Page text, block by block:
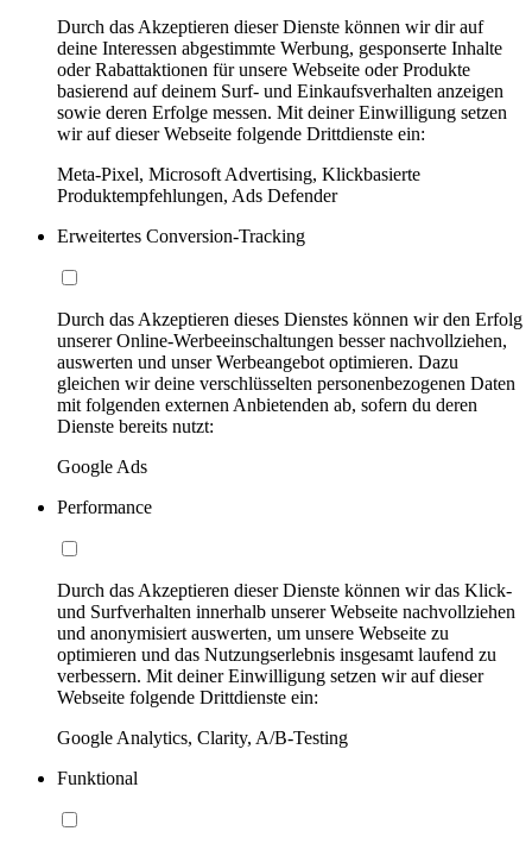
Durch das Akzeptieren dieser Dienste können wir dir auf
deine Interessen abgestimmte Werbung, gesponserte Inhalte
oder Rabattaktionen für unsere Webseite oder Produkte
basierend auf deinem Surf- und Einkaufsverhalten anzeigen
sowie deren Erfolge messen. Mit deiner Einwilligung setzen
wir auf dieser Webseite folgende Drittdienste ein:
Meta-Pixel, Microsoft Advertising, Klickbasierte
Produktempfehlungen, Ads Defender
Erweitertes Conversion-Tracking
Durch das Akzeptieren dieses Dienstes können wir den Erfolg
unserer Online-Werbeeinschaltungen besser nachvollziehen,
auswerten und unser Werbeangebot optimieren. Dazu
gleichen wir deine verschlüsselten personenbezogenen Daten
mit folgenden externen Anbietenden ab, sofern du deren
Dienste bereits nutzt:
Google Ads
Performance
Durch das Akzeptieren dieser Dienste können wir das Klick-
und Surfverhalten innerhalb unserer Webseite nachvollziehen
und anonymisiert auswerten, um unsere Webseite zu
optimieren und das Nutzungserlebnis insgesamt laufend zu
verbessern. Mit deiner Einwilligung setzen wir auf dieser
Webseite folgende Drittdienste ein:
Google Analytics, Clarity, A/B-Testing
Funktional